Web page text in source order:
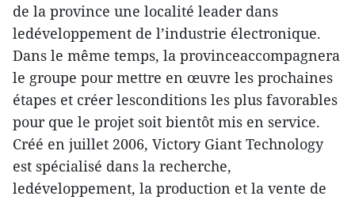
de la province une localité leader dans
ledéveloppement de l’industrie électronique.
Dans le même temps, la provinceaccompagnera
le groupe pour mettre en œuvre les prochaines
étapes et créer lesconditions les plus favorables
pour que le projet soit bientôt mis en service.
Créé en juillet 2006, Victory Giant Technology
est spécialisé dans la recherche,
ledéveloppement, la production et la vente de